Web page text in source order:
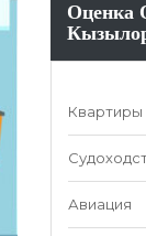
Оценка
Квартиры
Авиация